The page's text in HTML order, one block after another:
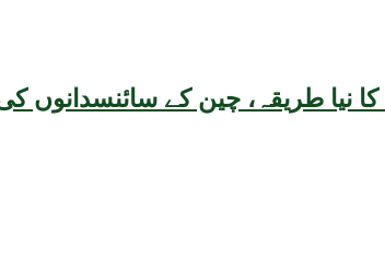
کا نیا طریقہ، چین کے